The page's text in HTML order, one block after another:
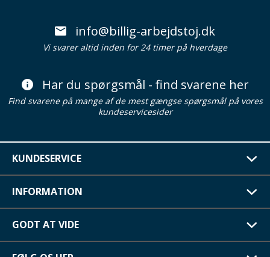
info@billig-arbejdstoj.dk
Vi svarer altid inden for 24 timer på hverdage
Har du spørgsmål - find svarene her
Find svarene på mange af de mest gængse spørgsmål på vores
kundeservicesider
KUNDESERVICE
INFORMATION
GODT AT VIDE